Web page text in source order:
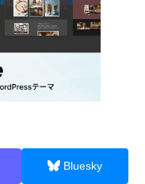
Bluesky